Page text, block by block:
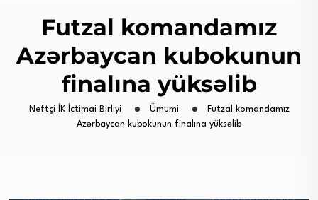
Futzal komandamız
Azərbaycan kubokunun
finalına yüksəlib
Neftçi İK İctimai Birliyi Ümumi
Futzal komandamız
Azərbaycan kubokunun finalına yüksəlib